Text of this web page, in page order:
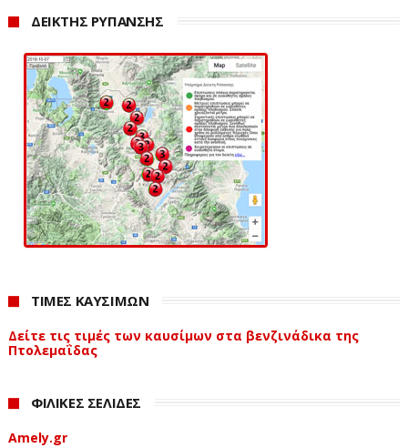
ΔΕΙΚΤΗΣ ΡΥΠΑΝΣΗΣ
ΤΙΜΕΣ ΚΑΥΣΙΜΩΝ
Δείτε τις τιμές των καυσίμων στα βενζινάδικα της
Πτολεμαΐδας
ΦΙΛΙΚΕΣ ΣΕΛΙΔΕΣ
Amely.gr